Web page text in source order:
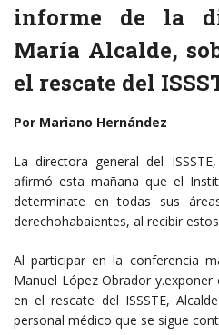
informe de la
María Alcalde,
el rescate del
Por Mariano Hernández
La directora general del
afirmó esta mañana que el
determinate en todas sus
derechohabaientes, al recibir
Al participar en la conferencia
Manuel López Obrador
en el rescate del ISSSTE,
personal médico que se sigue